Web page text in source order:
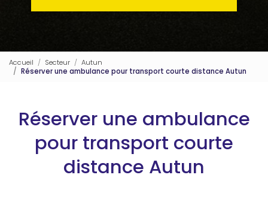
Accueil Secteur
Autun
Réserver une ambulance pour transport courte distance Autun
Réserver une ambulance
pour transport courte
distance Autun